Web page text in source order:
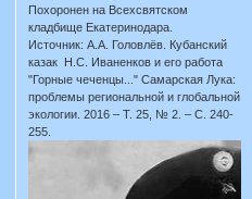
Похоронен на Всехсвятском
кладбище Екатеринодара.
Источник: А.А. Головлёв. Кубанский
казак Н.С. Иваненков и его работа
"Горные чеченцы..." Самарская Лука:
проблемы региональной и глобальной
экологии. 2016 – Т. 25, № 2. – С. 240-
255.